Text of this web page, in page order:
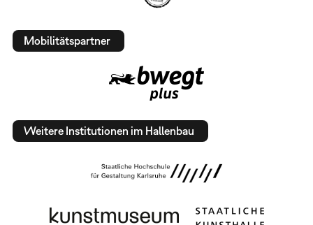
Mobilitätspartner
Weitere Institutionen im Hallenbau